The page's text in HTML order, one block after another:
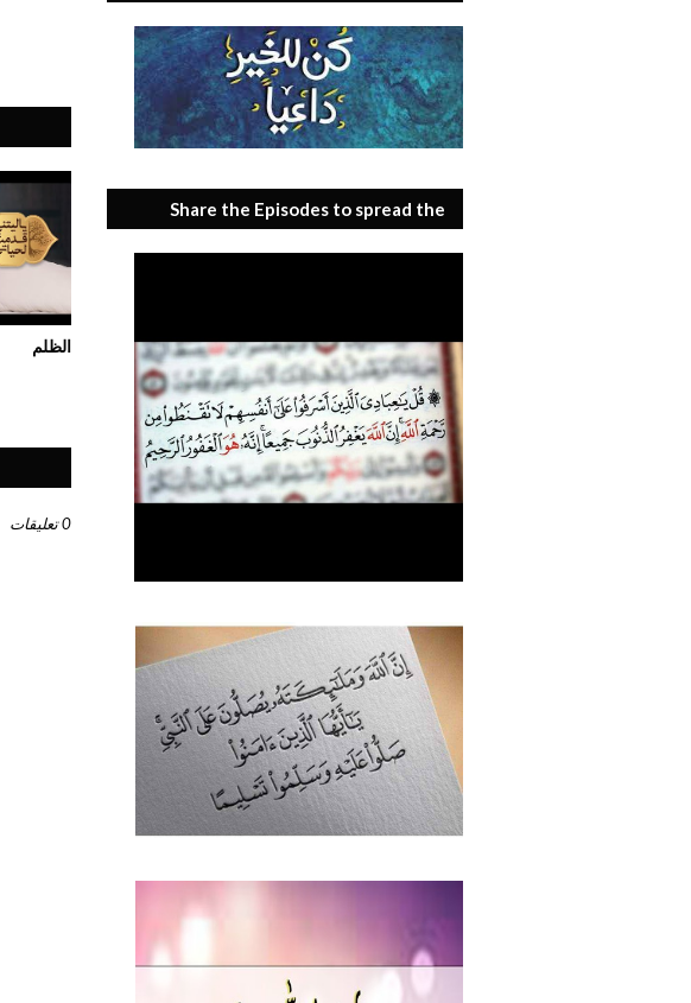
الظلم
0 تعليقات
Share the Episodes to spread the
benefit